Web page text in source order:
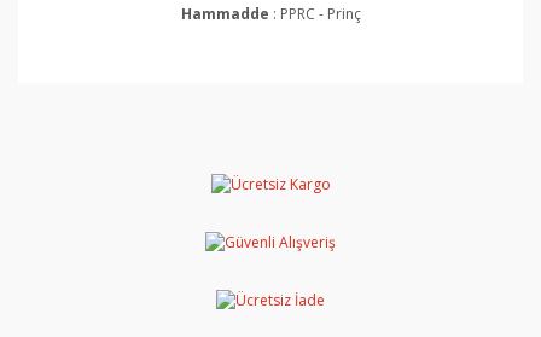
Hammadde : PPRC - Prinç
Yorum Yaz
Ürün açıklamasında eksik bilgiler bulunuyor.